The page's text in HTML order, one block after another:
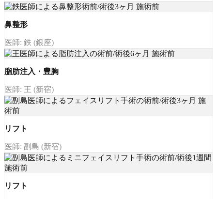
鼻整形
医師: 鉄 (銀座)
脂肪注入・豊胸
医師: 王 (新宿)
リフト
医師: 副島 (新宿)
リフト